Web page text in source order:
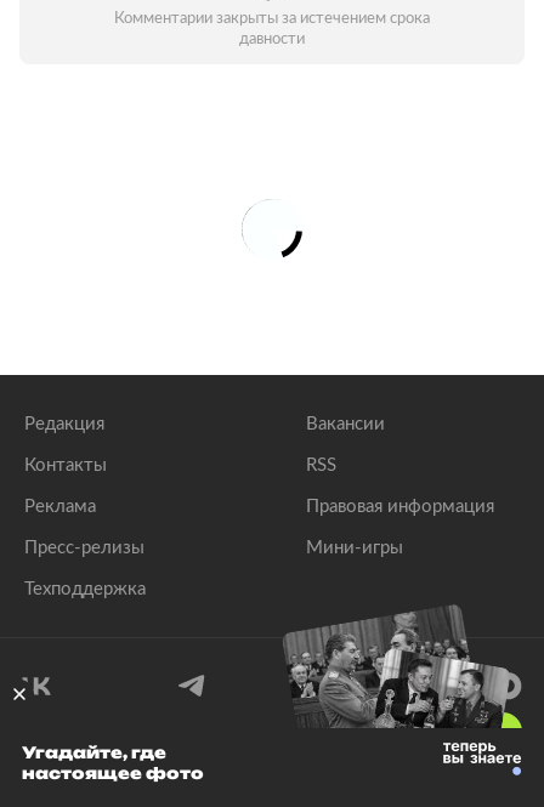
Комментарии закрыты за истечением срока
давности
Редакция
Контакты
Реклама
Пресс-релизы
Техподдержка
Вакансии
RSS
Правовая информация
Мини-игры
© 1999–2026 Все права защищены.
Угадайте, где
настоящее фото